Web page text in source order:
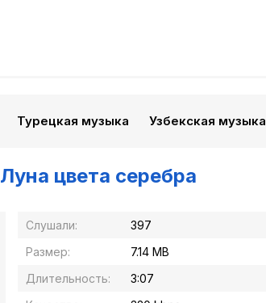
Турецкая музыка Узбекская музыка
Луна цвета серебра
Слушали:
397
Размер:
7.14 MB
Длительность:
3:07